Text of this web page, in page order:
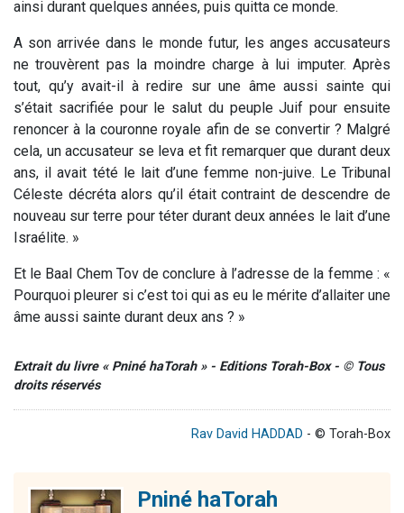
ainsi durant quelques années, puis quitta ce monde.
A son arrivée dans le monde futur, les anges accusateurs
ne trouvèrent pas la moindre charge à lui imputer. Après
tout, qu’y avait-il à redire sur une âme aussi sainte qui
s’était sacrifiée pour le salut du peuple Juif pour ensuite
renoncer à la couronne royale afin de se convertir ? Malgré
cela, un accusateur se leva et fit remarquer que durant deux
ans, il avait tété le lait d’une femme non-juive. Le Tribunal
Céleste décréta alors qu’il était contraint de descendre de
nouveau sur terre pour téter durant deux années le lait d’une
Israélite. »
Et le Baal Chem Tov de conclure à l’adresse de la femme : «
Pourquoi pleurer si c’est toi qui as eu le mérite d’allaiter une
âme aussi sainte durant deux ans ? »
Extrait du livre « Pniné haTorah » - Editions Torah-Box - © Tous
droits réservés
Rav David HADDAD - © Torah-Box
Pniné haTorah